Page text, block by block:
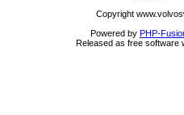
Copyright
Powered by PHP-
Released as free software